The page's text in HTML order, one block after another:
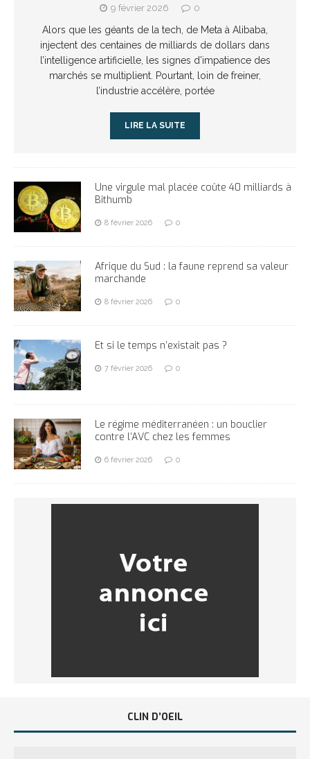
9 février 2026 0
Alors que les géants de la tech, de Meta à Alibaba,
injectent des centaines de milliards de dollars dans
l’intelligence artificielle, les signes d’impatience des
marchés se multiplient. Pourtant, loin de freiner,
l’industrie accélère, portée
LIRE LA SUITE
Une virgule mal placée coûte 40 milliards à
Bithumb
8 février 2026 0
Afrique du Sud : la faune reprend sa valeur
marchande
8 février 2026 0
Et si le temps n’existait pas ?
7 février 2026 0
Le régime méditerranéen : un bouclier
contre l’AVC chez les femmes
6 février 2026 0
CLIN D’OEIL